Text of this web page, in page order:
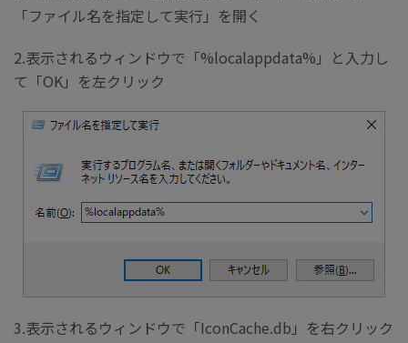
「ファイル名を指定して実行」を開く
2.表示されるウィンドウで「%localappdata%」と入力し
て「OK」を左クリック
3.表示されるウィンドウで「IconCache.db」を右クリック